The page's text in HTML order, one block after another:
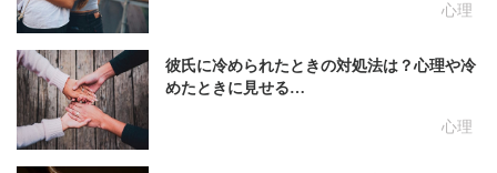
心理
心理
彼氏に冷められたときの対処法は？心理や冷
めたときに見せる…